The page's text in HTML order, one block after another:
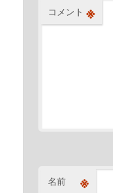
コメント ※
名前 ※